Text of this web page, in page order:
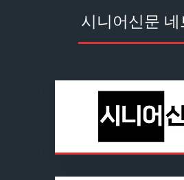
시니어신문 네